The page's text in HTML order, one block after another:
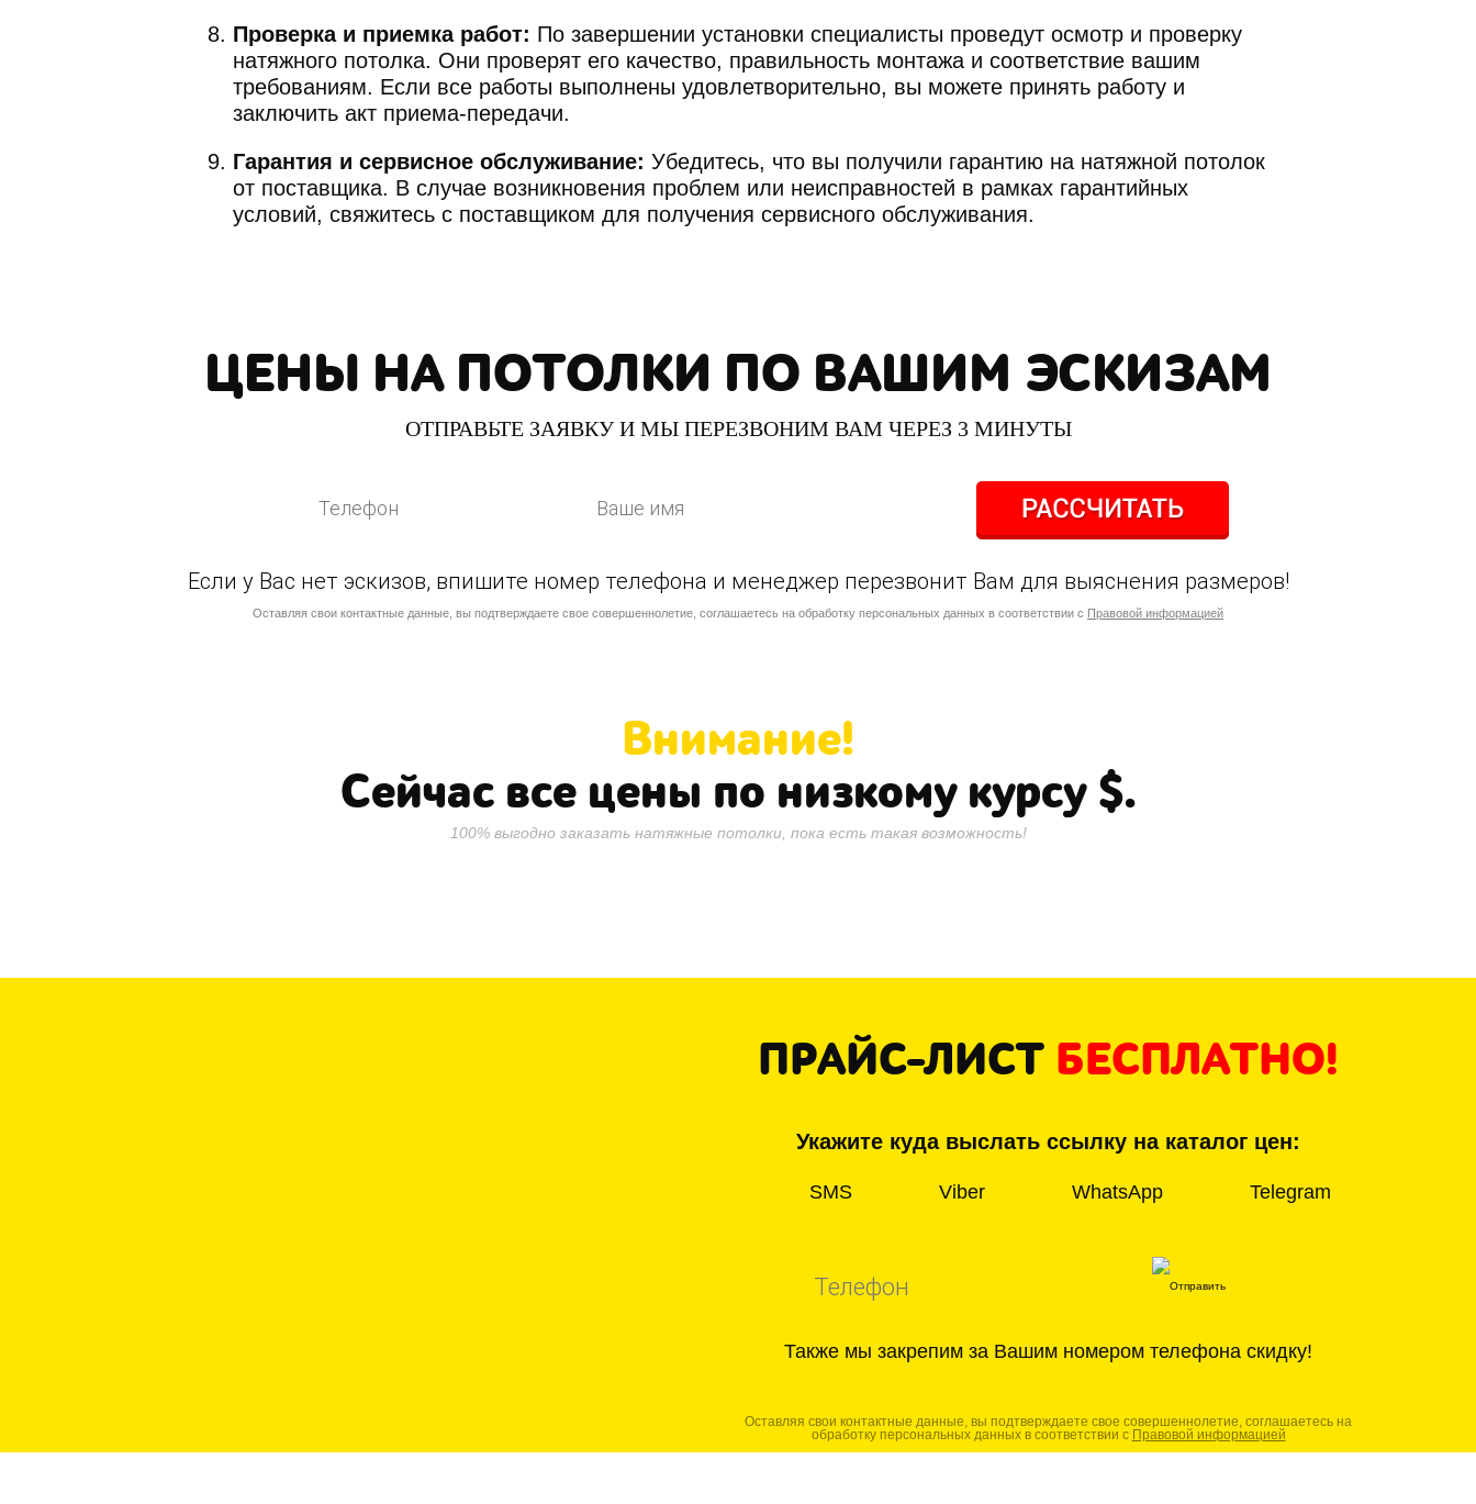
Проверка и приемка работ: По завершении установки специалисты проведут осмотр и проверку
натяжного потолка. Они проверят его качество, правильность монтажа и соответствие вашим
требованиям. Если все работы выполнены удовлетворительно, вы можете принять работу и
заключить акт приема-передачи.
Гарантия и сервисное обслуживание: Убедитесь, что вы получили гарантию на натяжной потолок
от поставщика. В случае возникновения проблем или неисправностей в рамках гарантийных
условий, свяжитесь с поставщиком для получения сервисного обслуживания.
ЦЕНЫ НА ПОТОЛКИ ПО ВАШИМ ЭСКИЗАМ
ОТПРАВЬТЕ ЗАЯВКУ И МЫ ПЕРЕЗВОНИМ ВАМ ЧЕРЕЗ 3 МИНУТЫ
Если у Вас нет эскизов, впишите номер телефона и менеджер перезвонит Вам для выяснения размеров!
Оставляя свои контактные данные, вы подтверждаете свое совершеннолетие, соглашаетесь на обработку персональных данных в соответствии с Правовой информацией
Внимание!
Сейчас все цены по низкому курсу $.
100% выгодно заказать натяжные потолки, пока есть такая возможность!
ПРАЙС-ЛИСТ БЕСПЛАТНО!
Укажите куда выслать ссылку на каталог цен:
SMS Viber WhatsApp Telegram
Также мы закрепим за Вашим номером телефона скидку!
Оставляя свои контактные данные, вы подтверждаете свое совершеннолетие, соглашаетесь на
обработку персональных данных в соответствии с Правовой информацией